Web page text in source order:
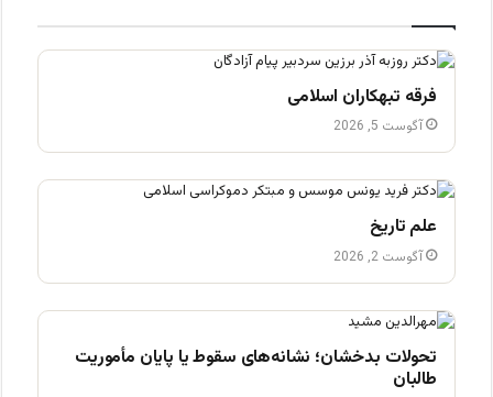
فرقه تبهکاران اسلامی
آگوست 5, 2026
علم تاریخ
آگوست 2, 2026
تحولات بدخشان؛ نشانه‌های سقوط یا پایان مأموریت
طالبان